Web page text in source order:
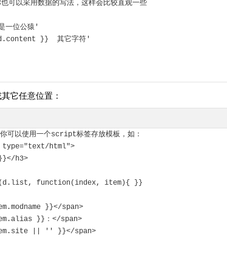
也可以采用数据的写法，这样会比较直观一些
一位公猿'
d.content }}  其它字符'
它任意位置：
可以使用一个script标签存放模板，如：
type="text/html">
h3>
function(index, item){ }}
item.modname }}</span>
item.alias }}：</span>
item.site || '' }}</span>